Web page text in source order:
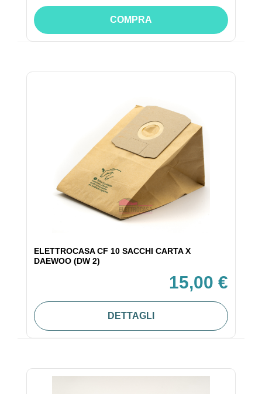
COMPRA
ELETTROCASA CF 10 SACCHI CARTA X
DAEWOO (DW 2)
15,00 €
DETTAGLI